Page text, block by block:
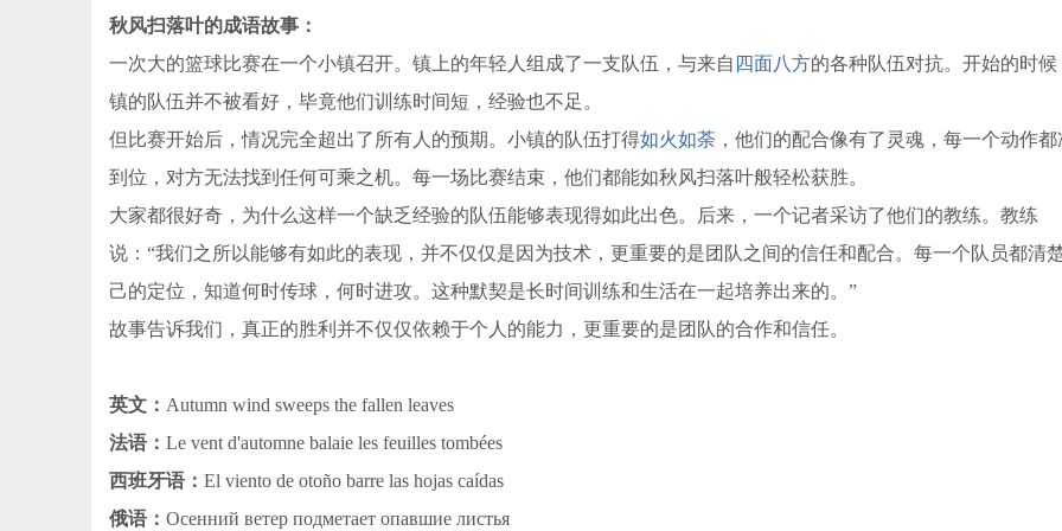
秋风扫落叶的成语故事：
一次大的篮球比赛在一个小镇召开。镇上的年轻人组成了一支队伍，与来自 四面八方的各种队伍对抗。开始的时候
镇的队伍并不被看好，毕竟他们训练时间短，经验也不足。
但比赛开始后，情况完全超出了所有人的预期。小镇的队伍打得如火如荼 ，他们的配合像有了灵魂，每一个动作都
到位，对方无法找到任何可乘之机。每一场比赛结束，他们都能如秋风扫落叶般轻松获胜。
大家都很好奇，为什么这样一个缺乏经验的队伍能够表现得如此出色。后来，一个记者采访了他们的教练。教练
说：“我们之所以能够有如此的表现，并不仅仅是因为技术，更重要的是团队之间的信任和配合。每一个队员都清
己的定位，知道何时传球，何时进攻。这种默契是长时间训练和生活在一起培养出来的。”
故事告诉我们，真正的胜利并不仅仅依赖于个人的能力，更重要的是团队的合作和信任。
英文： Autumn wind sweeps the fallen leaves
法语： Le vent d'automne balaie les feuilles tombées
西班牙语： El viento de otoño barre las hojas caídas
俄语： Осенний ветер подметает опавшие листья